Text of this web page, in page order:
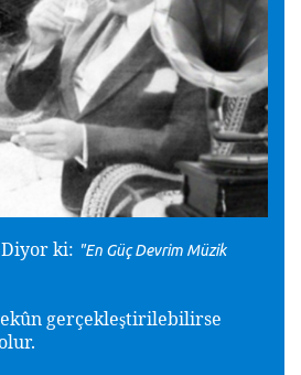
ki: "En Güç Devrim Müzik
gerçekleştirilebilirse